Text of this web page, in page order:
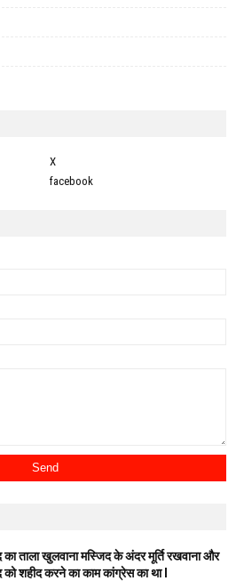
X
facebook
का ताला खुलवाना मस्जिद के अंदर मूर्ति रखवाना और
को शहीद करने का काम कांग्रेस का था l